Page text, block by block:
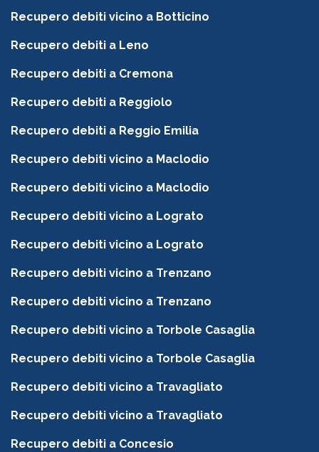
Recupero debiti vicino a Botticino
Recupero debiti a Leno
Recupero debiti a Cremona
Recupero debiti a Reggiolo
Recupero debiti a Reggio Emilia
Recupero debiti vicino a Maclodio
Recupero debiti vicino a Maclodio
Recupero debiti vicino a Lograto
Recupero debiti vicino a Lograto
Recupero debiti vicino a Trenzano
Recupero debiti vicino a Trenzano
Recupero debiti vicino a Torbole Casaglia
Recupero debiti vicino a Torbole Casaglia
Recupero debiti vicino a Travagliato
Recupero debiti vicino a Travagliato
Recupero debiti a Concesio